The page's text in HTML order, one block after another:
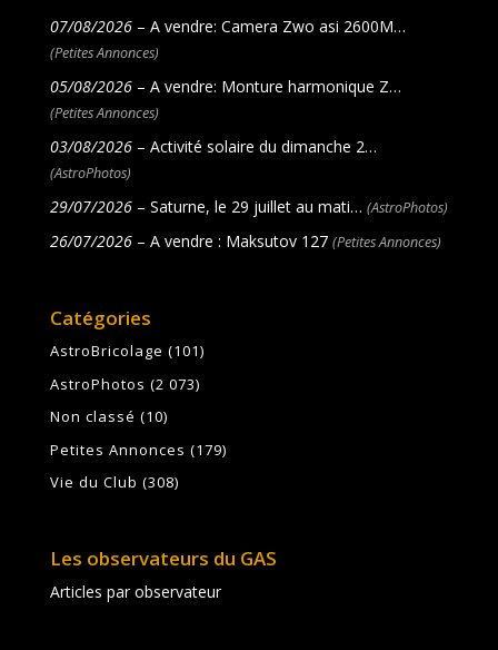
07/08/2026– A vendre: Camera Zwo asi 2600M…
(Petites Annonces)
05/08/2026– A vendre: Monture harmonique Z…
(Petites Annonces)
03/08/2026– Activité solaire du dimanche 2…
(AstroPhotos)
29/07/2026– Saturne, le 29 juillet au mati… (AstroPhotos)
26/07/2026– A vendre : Maksutov 127 (Petites Annonces)
Catégories
AstroBricolage (101)
AstroPhotos (2 073)
Non classé (10)
Petites Annonces (179)
Vie du Club (308)
Les observateurs du GAS
Articles par observateur